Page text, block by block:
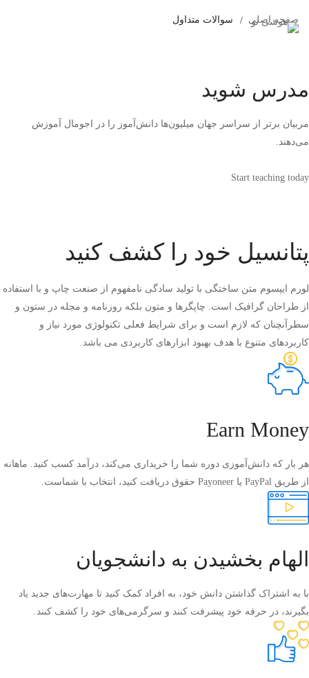
صفحه اصلی سوالات متداول
مدرس شوید
مربیان برتر از سراسر جهان میلیون‌ها دانش‌آموز را در اجومال آموزش
می‌دهند.
Start teaching today
پتانسیل خود را کشف کنید
لورم ایپسوم متن ساختگی با تولید سادگی نامفهوم از صنعت چاپ و با استفاده
از طراحان گرافیک است. چاپگرها و متون بلکه روزنامه و مجله در ستون و
سطرآنچنان که لازم است و برای شرایط فعلی تکنولوژی مورد نیاز و
کاربردهای متنوع با هدف بهبود ابزارهای کاربردی می باشد.
Earn Money
هر بار که دانش‌آموزی دوره شما را خریداری می‌کند، درآمد کسب کنید. ماهانه
از طریق PayPal یا Payoneer حقوق دریافت کنید، انتخاب با شماست.
الهام بخشیدن به دانشجویان
با به اشتراک گذاشتن دانش خود، به افراد کمک کنید تا مهارت‌های جدید یاد
بگیرند، در حرفه خود پیشرفت کنند و سرگرمی‌های خود را کشف کنند.